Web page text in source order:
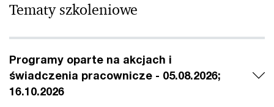
Tematy szkoleniowe
Programy oparte na akcjach i
świadczenia pracownicze - 05.08.2026;
16.10.2026